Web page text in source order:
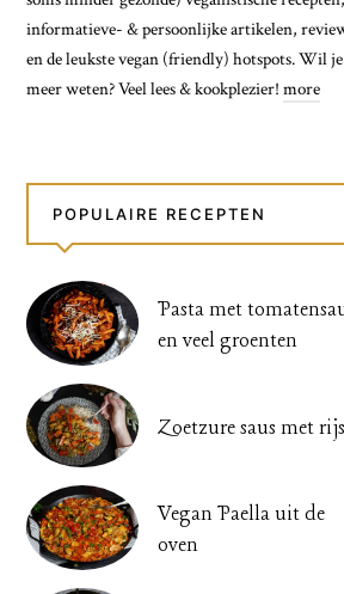
informatieve- & persoonlijke artikelen,
en de leukste vegan (friendly) hotspots. Wil je
meer weten? Veel lees & kookplezier! more
POPULAIRE RECEPTEN
Pasta met
en veel groenten
Zoetzure saus met
Vegan Paella uit de
oven